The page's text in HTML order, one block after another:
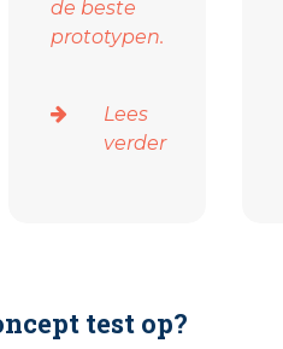
de beste
prototypen.
Lees
verder
test op?